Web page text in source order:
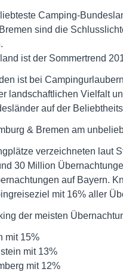
ist der Sommertrend
ist bei
landschaftlichen Vielfalt
auf der
& Bremen am
verzeichneten laut
30 Million
auf Bayern.
mit 16% aller
der meisten
mit 12%